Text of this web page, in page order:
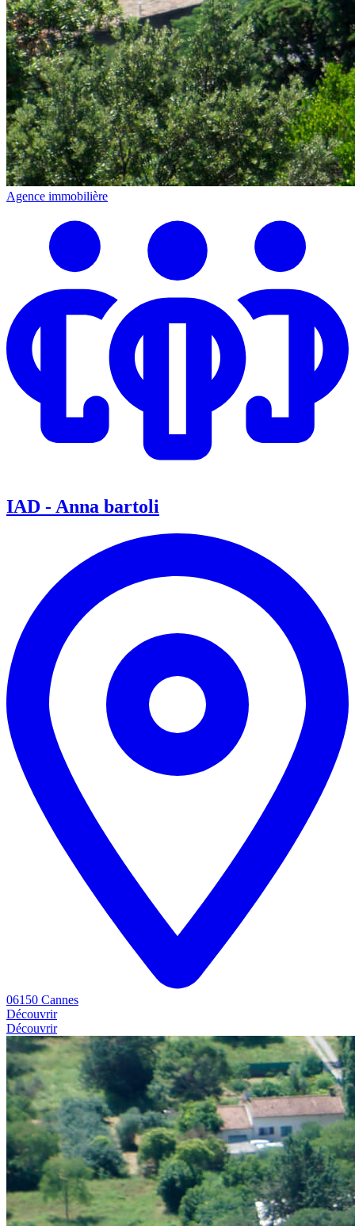
Agence immobilière
IAD - Anna bartoli
06150 Cannes
Découvrir
Découvrir